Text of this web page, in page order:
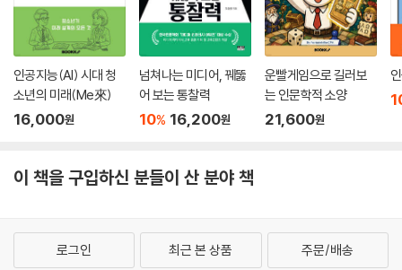
핑을 선호하고, 73퍼센트가 매장에서 새로운 상품을 발견하길 원하는 것
으로 나타났어요. 매장 방문을 선호하는 이유는 50퍼센트 이상이 디지털
과 단절될 기회로 여기기 때문이라고 해요.
- 123쪽 중에서
저자는 ‘러블리마켓’, ‘스타일쉐어’의 10대 맞춤형 플랫폼 운영 사례에서부
브랜드를 예로 들어 기업의 마케팅 전략을 설명한다. 또한 교통 카드를 찍
팔로어를 거느린 중국의 인플루언서 리자치가 2019년 화장품 리뷰로 약 2
인공지능(AI) 시대 청
소년의 미래(Me來)
16,000원
넘쳐나는 미디어, 꿰뚫
어 보는 통찰력
10% 16,200원
운빨게임으로 길러보
는 인문학적 소양
21,600원
이 책을 구입하신 분들이 산 분야 책
로그인 최근 본 상품 주문/배송